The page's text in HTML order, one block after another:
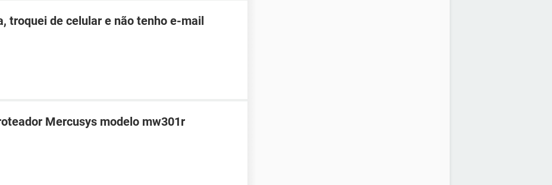
troquei de celular e não tenho e-mail
Mercusys modelo mw301r